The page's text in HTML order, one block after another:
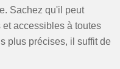
Sachez qu'il peut
accessibles à toutes
plus précises, il suffit de